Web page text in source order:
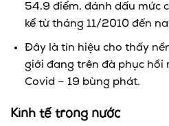
54,9 điểm, đánh dấu mức
kể từ tháng 11/2010 đến
Đây là tín hiệu cho thấy
giới đang trên đà phục hồi
Covid – 19 bùng phát.
Kinh tế trong nước